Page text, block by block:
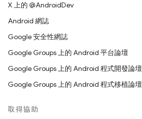
X 上的 @AndroidDev
Android 網誌
Google 安全性網誌
Google Groups 上的 Android 平台論壇
Google Groups 上的 Android 程式開發論壇
Google Groups 上的 Android 程式移植論壇
取得協助